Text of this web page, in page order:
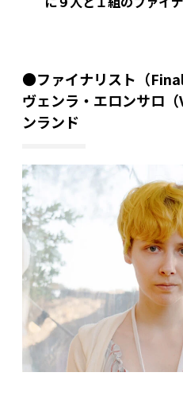
●ファイナリスト（
ヴェンラ・エロンサロ
ンランド